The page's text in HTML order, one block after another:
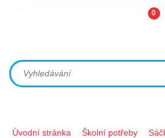
0
Úvodní stránka Školní potřeby